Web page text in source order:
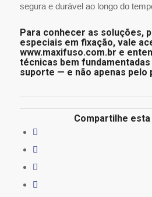
segura e durável ao longo do
Para conhecer as soluções,
especiais em fixação, vale
www.maxifuso.com.br e
técnicas bem
suporte — e não apenas pelo
Compartilhe